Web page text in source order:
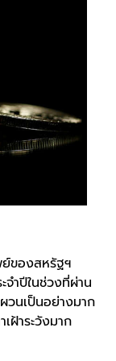
ของสหรัฐฯ
จำปีในช่วงที่ผ่าน
วนเป็นอย่างมาก
ฝ้าระวังมาก